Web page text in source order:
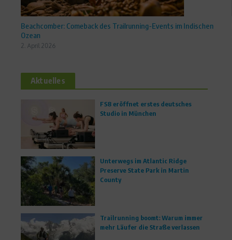
Beachcomber: Comeback des Trailrunning-Events im Indischen
Ozean
2. April 2026
Aktuelles
FS8 eröffnet erstes deutsches
Studio in München
Unterwegs im Atlantic Ridge
Preserve State Park in Martin
County
Trailrunning boomt: Warum immer
mehr Läufer die Straße verlassen